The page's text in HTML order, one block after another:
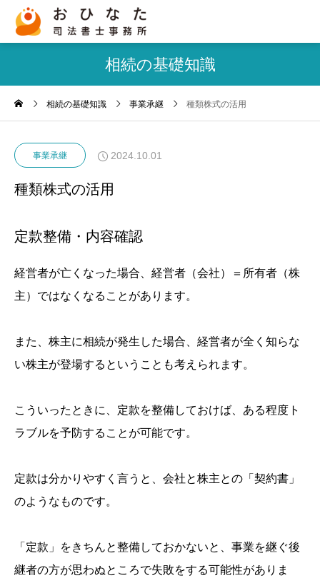
相続の基礎知識
相続の基礎知識 事業承継 種類株式の活用
事業承継 2024.10.01
種類株式の活用
定款整備・内容確認
経営者が亡くなった場合、経営者（会社）＝所有者（株
主）ではなくなることがあります。
また、株主に相続が発生した場合、経営者が全く知らな
い株主が登場するということも考えられます。
こういったときに、定款を整備しておけば、ある程度ト
ラブルを予防することが可能です。
定款は分かりやすく言うと、会社と株主との「契約書」
のようなものです。
「定款」をきちんと整備しておかないと、事業を継ぐ後
継者の方が思わぬところで失敗をする可能性がありま